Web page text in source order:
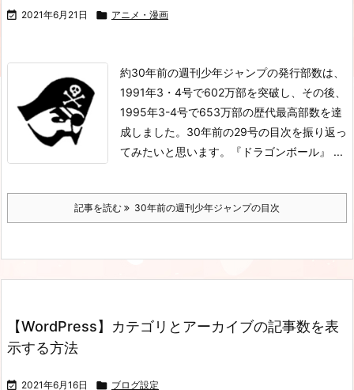
 2021年6月21日  アニメ・漫画
約30年前の週刊少年ジャンプの発行部数は、
1991年3・4号で602万部を突破し、その後、
1995年3-4号で653万部の歴代最高部数を達
成しました。30年前の29号の目次を振り返っ
てみたいと思います。
『ドラゴンボール』 ...
記事を読む 30年前の週刊少年ジャンプの目次
【WordPress】カテゴリとアーカイブの記事数を表
示する方法
 2021年6月16日  ブログ設定